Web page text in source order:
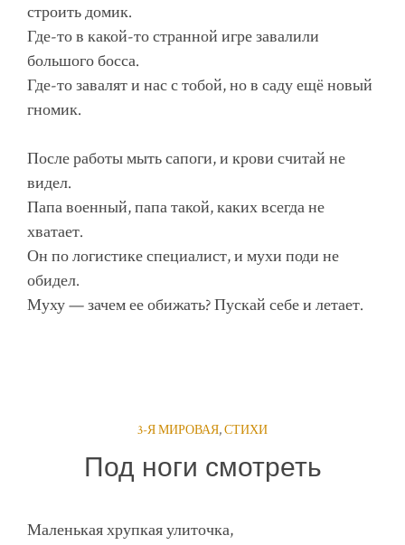
строить домик.
Где-то в какой-то странной игре завалили
большого босса.
Где-то завалят и нас с тобой, но в саду ещё новый
гномик.
После работы мыть сапоги, и крови считай не
видел.
Папа военный, папа такой, каких всегда не
хватает.
Он по логистике специалист, и мухи поди не
обидел.
Муху — зачем ее обижать? Пускай себе и летает.
3-Я МИРОВАЯ,СТИХИ
Под ноги смотреть
Маленькая хрупкая улиточка,